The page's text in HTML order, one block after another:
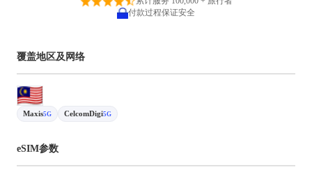
付款过程保证安全
覆盖地区及网络
Maxis5G CelcomDigi5G
eSIM参数